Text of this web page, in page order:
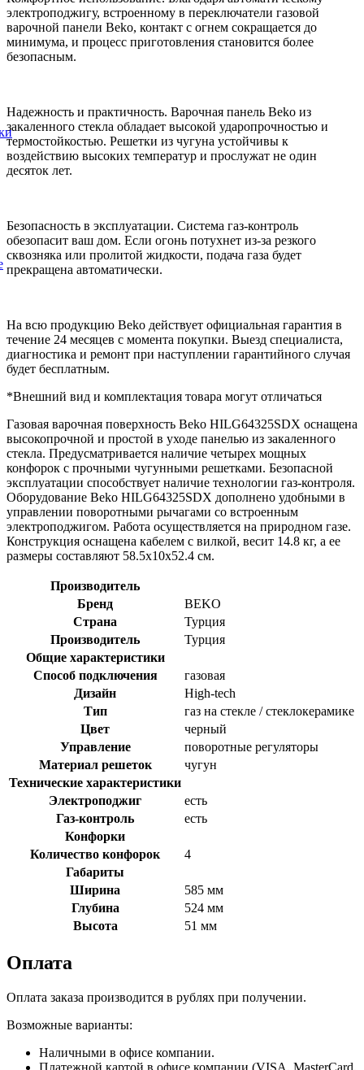
электроподжигу, встроенному в переключатели газовой
варочной панели Beko, контакт с огнем сокращается до
минимума, и процесс приготовления становится более
безопасным.
Надежность и практичность. Варочная панель Beko из
закаленного стекла обладает высокой ударопрочностью и
термостойкостью. Решетки из чугуна устойчивы к
воздействию высоких температур и прослужат не один
десяток лет.
Безопасность в эксплуатации. Система газ-контроль
обезопасит ваш дом. Если огонь потухнет из-за резкого
сквозняка или пролитой жидкости, подача газа будет
прекращена автоматически.
На всю продукцию Beko действует официальная гарантия в
течение 24 месяцев с момента покупки. Выезд специалиста,
диагностика и ремонт при наступлении гарантийного случая
будет бесплатным.
*Внешний вид и комплектация товара могут отличаться
Газовая варочная поверхность Beko HILG64325SDX оснащена
высокопрочной и простой в уходе панелью из закаленного
стекла. Предусматривается наличие четырех мощных
конфорок с прочными чугунными решетками. Безопасной
эксплуатации способствует наличие технологии газ-контроля.
Оборудование Beko HILG64325SDX дополнено удобными в
управлении поворотными рычагами со встроенным
электроподжигом. Работа осуществляется на природном газе.
Конструкция оснащена кабелем с вилкой, весит 14.8 кг, а ее
размеры составляют 58.5x10x52.4 см.
Производитель
Бренд
BEKO
Страна
Турция
Производитель
Турция
Общие характеристики
Способ подключения
газовая
Дизайн
High-tech
Тип
газ на стекле / стеклокерамике
Цвет
черный
Управление
поворотные регуляторы
Материал решеток
чугун
Технические характеристики
Электроподжиг
есть
Газ-контроль
есть
Конфорки
Количество конфорок
4
Габариты
Ширина
585 мм
Глубина
524 мм
Высота
51 мм
Оплата
Оплата заказа производится в рублях при получении.
Возможные варианты:
Наличными в офисе компании.